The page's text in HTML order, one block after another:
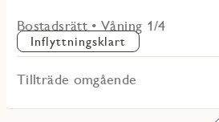
Bostadsrätt • Våning 1/4
Inflyttningsklart
Tillträde omgående